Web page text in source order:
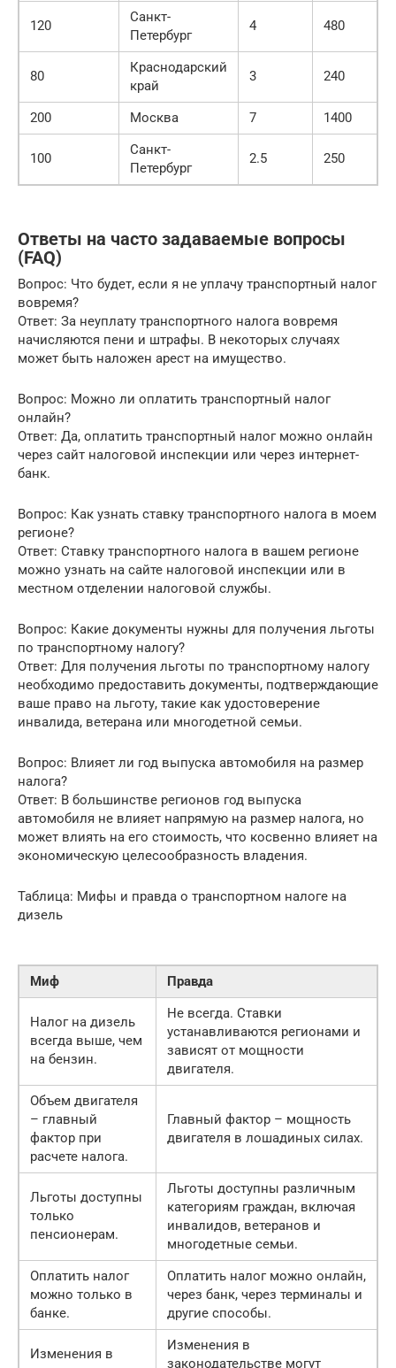
120
Санкт-
Петербург
4 480
80
Краснодарский
край
3 240
200 Москва 7 1400
100
Санкт-
Петербург
2.5 250
Ответы на часто задаваемые вопросы
(FAQ)
Вопрос: Что будет, если я не уплачу транспортный налог
вовремя?
Ответ: За неуплату транспортного налога вовремя
начисляются пени и штрафы. В некоторых случаях
может быть наложен арест на имущество.
Вопрос: Можно ли оплатить транспортный налог
онлайн?
Ответ: Да, оплатить транспортный налог можно онлайн
через сайт налоговой инспекции или через интернет-
банк.
Вопрос: Как узнать ставку транспортного налога в моем
регионе?
Ответ: Ставку транспортного налога в вашем регионе
можно узнать на сайте налоговой инспекции или в
местном отделении налоговой службы.
Вопрос: Какие документы нужны для получения льготы
по транспортному налогу?
Ответ: Для получения льготы по транспортному налогу
необходимо предоставить документы, подтверждающие
ваше право на льготу, такие как удостоверение
инвалида, ветерана или многодетной семьи.
Вопрос: Влияет ли год выпуска автомобиля на размер
налога?
Ответ: В большинстве регионов год выпуска
автомобиля не влияет напрямую на размер налога, но
может влиять на его стоимость, что косвенно влияет на
экономическую целесообразность владения.
Таблица: Мифы и правда о транспортном налоге на
дизель
Миф Правда
Налог на дизель
всегда выше, чем
на бензин.
Не всегда. Ставки
устанавливаются регионами и
зависят от мощности
двигателя.
Объем двигателя
– главный
фактор при
расчете налога.
Главный фактор – мощность
двигателя в лошадиных силах.
Льготы доступны
только
пенсионерам.
Льготы доступны различным
категориям граждан, включая
инвалидов, ветеранов и
многодетные семьи.
Оплатить налог
можно только в
банке.
Оплатить налог можно онлайн,
через банк, через терминалы и
другие способы.
Изменения в
Изменения в
законодательстве могут